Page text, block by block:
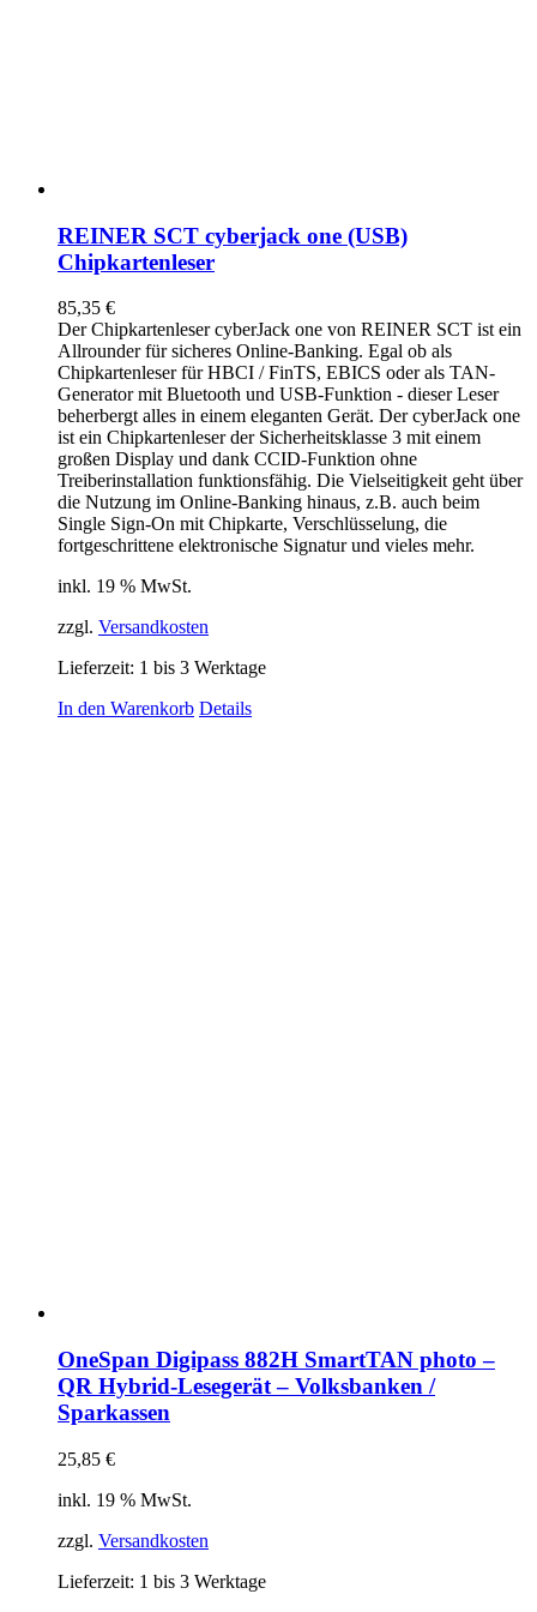
REINER SCT cyberjack one (USB)
Chipkartenleser
85,35 €
Der Chipkartenleser cyberJack one von REINER SCT ist ein
Allrounder für sicheres Online-Banking. Egal ob als
Chipkartenleser für HBCI / FinTS, EBICS oder als TAN-
Generator mit Bluetooth und USB-Funktion - dieser Leser
beherbergt alles in einem eleganten Gerät. Der cyberJack one
ist ein Chipkartenleser der Sicherheitsklasse 3 mit einem
großen Display und dank CCID-Funktion ohne
Treiberinstallation funktionsfähig. Die Vielseitigkeit geht über
die Nutzung im Online-Banking hinaus, z.B. auch beim
Single Sign-On mit Chipkarte, Verschlüsselung, die
fortgeschrittene elektronische Signatur und vieles mehr.
inkl. 19 % MwSt.
zzgl. Versandkosten
Lieferzeit: 1 bis 3 Werktage
In den Warenkorb Details
OneSpan Digipass 882H SmartTAN photo –
QR Hybrid-Lesegerät – Volksbanken /
Sparkassen
25,85 €
inkl. 19 % MwSt.
zzgl. Versandkosten
Lieferzeit: 1 bis 3 Werktage